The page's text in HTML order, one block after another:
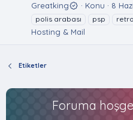
Greatking Konu 8
polis arabası
psp retro
Hosting & Mail
Etiketler
Foruma